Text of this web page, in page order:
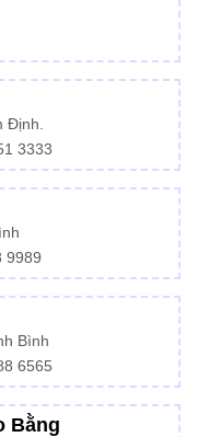
Định.
3333
9989
Bình
6565
Bằng